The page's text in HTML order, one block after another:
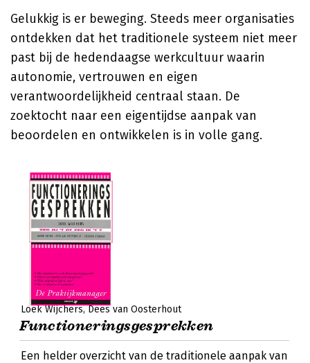
Gelukkig is er beweging. Steeds meer organisaties
ontdekken dat het traditionele systeem niet meer
past bij de hedendaagse werkcultuur waarin
autonomie, vertrouwen en eigen
verantwoordelijkheid centraal staan. De
zoektocht naar een eigentijdse aanpak van
beoordelen en ontwikkelen is in volle gang.
Loek Wijchers Dees van Oosterhout
Functioneringsgesprekken
Een helder overzicht van de traditionele aanpak van